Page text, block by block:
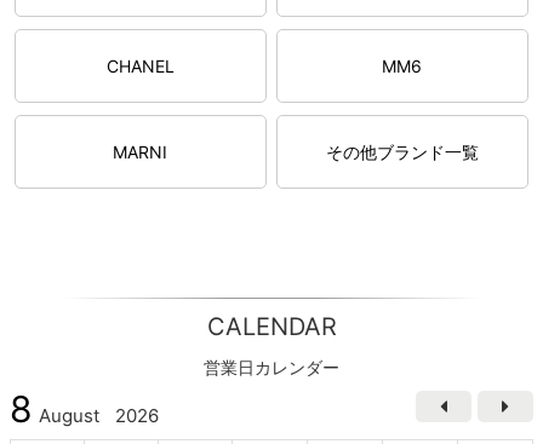
CHANEL MM6
MARNI その他ブランド一覧
CALENDAR
営業日カレンダー
8 August 2026